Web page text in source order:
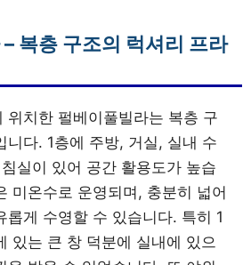
복층 구조의 럭셔리 프라
위치한 펄베이풀빌라는 복층 구
니다. 1층에 주방, 거실, 실내 수
실이 있어 공간 활용도가 높습
미온수로 운영되며, 충분히 넓어
롭게 수영할 수 있습니다. 특히 1
있는 큰 창 덕분에 실내에 있으